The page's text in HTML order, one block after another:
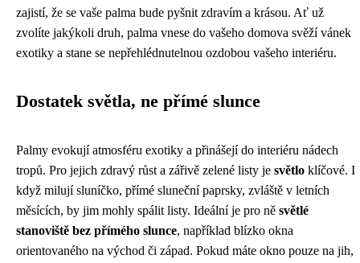
zajistí, že se vaše palma bude pyšnit zdravím a krásou. Ať už
zvolíte jakýkoli druh, palma vnese do vašeho domova svěží vánek
exotiky a stane se nepřehlédnutelnou ozdobou vašeho interiéru.
Dostatek světla, ne přímé slunce
Palmy evokují atmosféru exotiky a přinášejí do interiéru nádech
tropů. Pro jejich zdravý růst a zářivě zelené listy je světlo klíčové. I
když milují sluníčko, přímé sluneční paprsky, zvláště v letních
měsících, by jim mohly spálit listy. Ideální je pro ně světlé
stanoviště bez přímého slunce, například blízko okna
orientovaného na východ či západ. Pokud máte okno pouze na jih,